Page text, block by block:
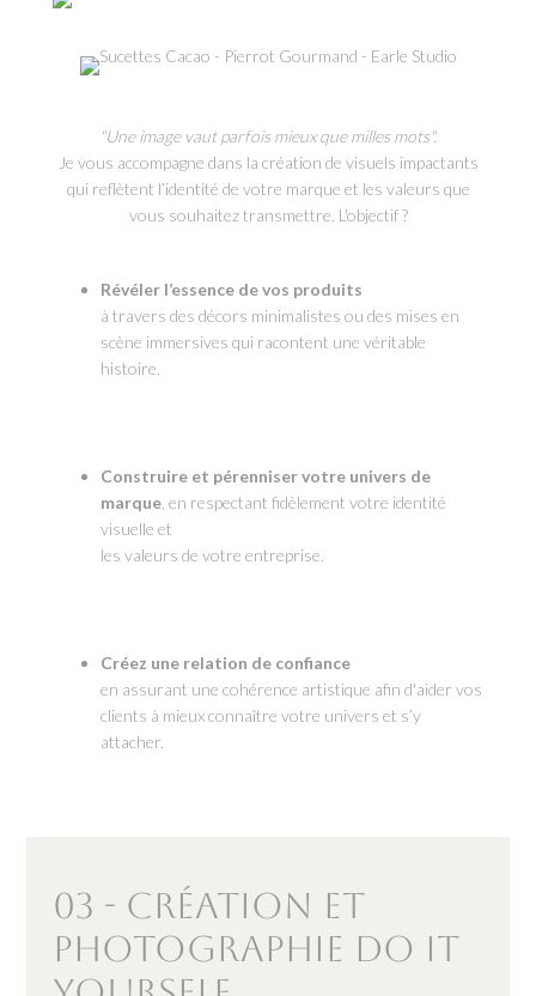
"Une image vaut parfois mieux que milles mots".
Je vous accompagne dans la création de visuels impactants
qui reflètent l’identité de votre marque et les valeurs que
vous souhaitez transmettre. L'objectif ?
Révéler l’essence de vos produits
à travers des décors minimalistes ou des mises en
scène immersives qui racontent une véritable
histoire.
Construire et pérenniser votre univers de
marque , en respectant fidèlement votre identité
visuelle et
les valeurs de votre entreprise.
Créez une relation de confiance
en assurant une cohérence artistique afin d'aider vos
clients à mieux connaître votre univers et s’y
attacher.
03 - Création et
photographie Do it